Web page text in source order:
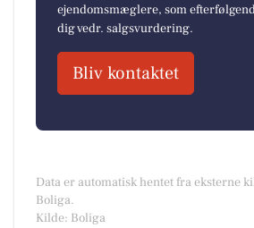
ejendomsmæglere, som
dig vedr. salgsvurdering.
Bliv kontaktet
Data er automatisk hentet fra eksterne
Boliga.
Kilde: Boliga